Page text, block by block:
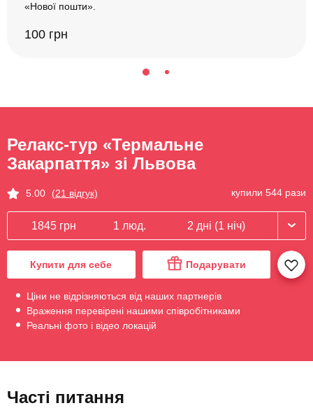
«Нової пошти».
100 грн
Релакс-тур «Термальне
Закарпаття» зі Львова
5.00 (21 відгук) купили 544 рази
1845 грн 1 люд. 2 дні (1 ніч)
Купити для себе Подарувати
Ціни не відрізняються від наших партнерів
Враження перевірені нашими співробітниками
Реальні фото і відео локацій
Часті питання